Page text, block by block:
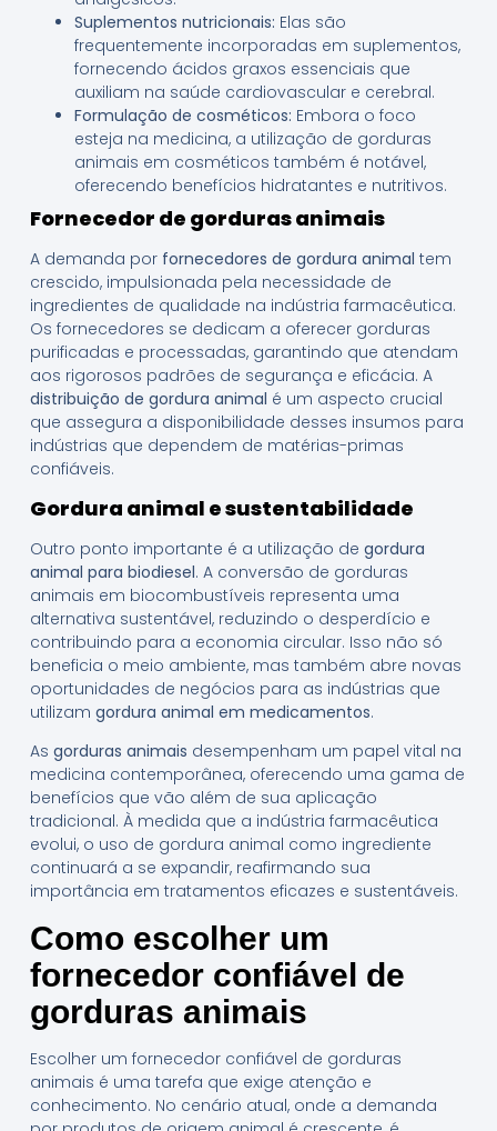
Suplementos nutricionais: Elas são
frequentemente incorporadas em suplementos,
fornecendo ácidos graxos essenciais que
auxiliam na saúde cardiovascular e cerebral.
Formulação de cosméticos: Embora o foco
esteja na medicina, a utilização de gorduras
animais em cosméticos também é notável,
oferecendo benefícios hidratantes e nutritivos.
Fornecedor de gorduras animais
A demanda por fornecedores de gordura animal tem
crescido, impulsionada pela necessidade de
ingredientes de qualidade na indústria farmacêutica.
Os fornecedores se dedicam a oferecer gorduras
purificadas e processadas, garantindo que atendam
aos rigorosos padrões de segurança e eficácia. A
distribuição de gordura animal é um aspecto crucial
que assegura a disponibilidade desses insumos para
indústrias que dependem de matérias-primas
confiáveis.
Gordura animal e sustentabilidade
Outro ponto importante é a utilização de gordura
animal para biodiesel. A conversão de gorduras
animais em biocombustíveis representa uma
alternativa sustentável, reduzindo o desperdício e
contribuindo para a economia circular. Isso não só
beneficia o meio ambiente, mas também abre novas
oportunidades de negócios para as indústrias que
utilizam gordura animal em medicamentos.
As gorduras animais desempenham um papel vital na
medicina contemporânea, oferecendo uma gama de
benefícios que vão além de sua aplicação
tradicional. À medida que a indústria farmacêutica
evolui, o uso de gordura animal como ingrediente
continuará a se expandir, reafirmando sua
importância em tratamentos eficazes e sustentáveis.
Como escolher um
fornecedor confiável de
gorduras animais
Escolher um fornecedor confiável de gorduras
animais é uma tarefa que exige atenção e
conhecimento. No cenário atual, onde a demanda